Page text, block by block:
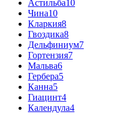
Астильба10
Чина10
Кларкия8
Гвоздика8
Дельфиниум7
Гортензия7
Мальва6
Гербера5
Канна5
Гиацинт4
Календула4